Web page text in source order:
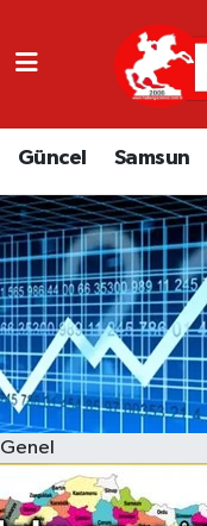
Güncel Samsun
Genel
GÜNCEL
SAMSUN
SAMSUNSPOR
EKONOMİ
YAŞAM